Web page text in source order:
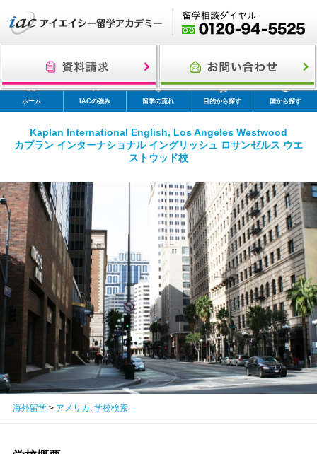
ホーム IACの強み 留学の流れ 目的から探す 国から探す
Kaplan International English, Los Angeles Westwood
カプラン インターナショナル イングリッシュ ロサンゼルス ウエ
ストウッド校
海外留学> アメリカ 学校検索